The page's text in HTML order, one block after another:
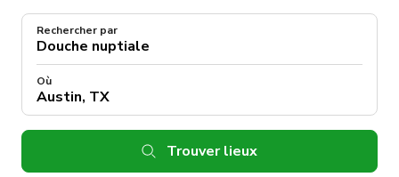
Rechercher par
Où
Trouver lieux